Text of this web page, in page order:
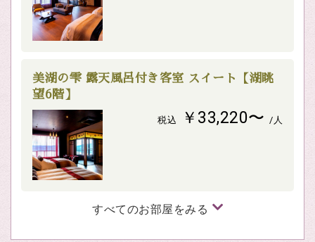
美湖の雫 露天風呂付き客室 スイート【湖眺
望6階】
税込 ￥33,220〜 /人
すべてのお部屋をみる